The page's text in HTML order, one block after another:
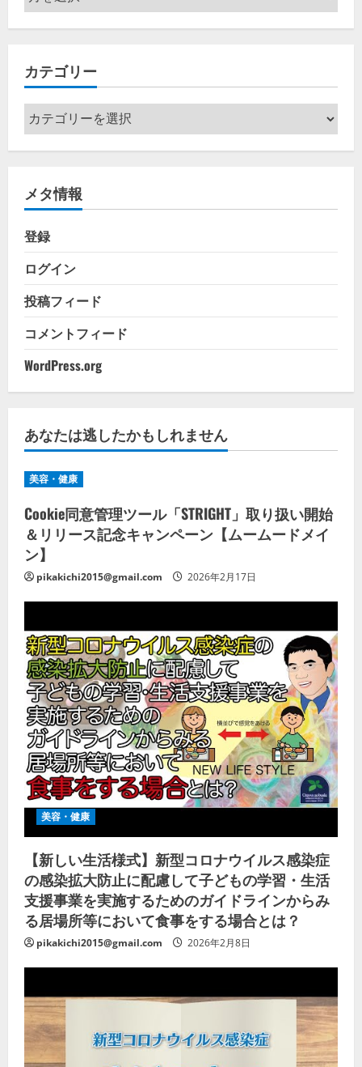
ー
カ
ブ
カテゴリー
カ
テ
ゴ
ー
メタ情報
登録
ログイン
投稿フィード
コメントフィード
WordPress.org
あなたは逃したかもしれません
美容・健康
Cookie同意管理ツール「STRIGHT」取り扱い開始
＆リリース記念キャンペーン【ムームードメイ
ン】
pikakichi2015@gmail.com 2026年2月17日
美容・健康
【新しい生活様式】新型コロナウイルス感染症
の感染拡大防止に配慮して子どもの学習・生活
支援事業を実施するためのガイドラインからみ
る居場所等において食事をする場合とは？
pikakichi2015@gmail.com 2026年2月8日